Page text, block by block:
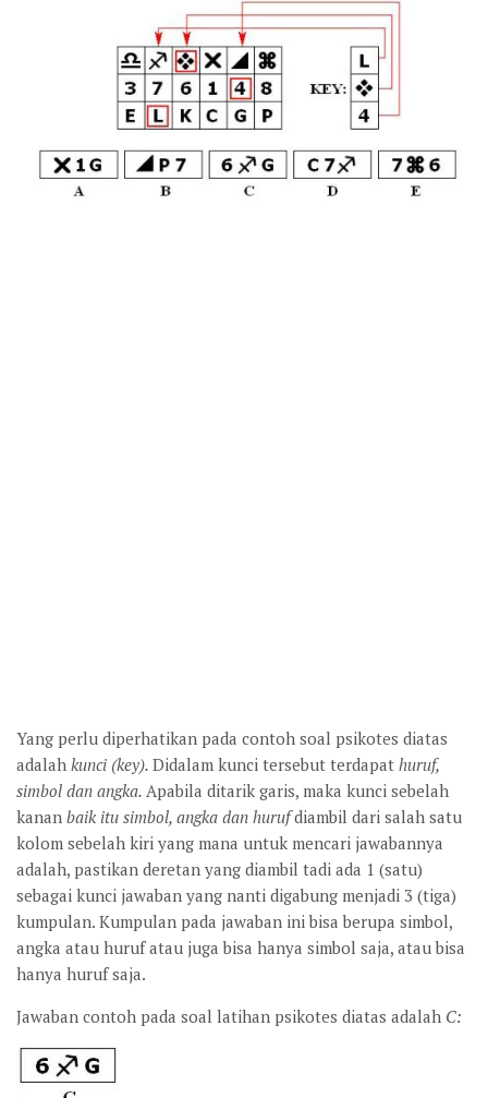
Yang perlu diperhatikan pada contoh soal psikotes diatas
adalah kunci (key). Didalam kunci tersebut terdapat huruf,
simbol dan angka. Apabila ditarik garis, maka kunci sebelah
kanan baik itu simbol, angka dan hurufdiambil dari salah satu
kolom sebelah kiri yang mana untuk mencari jawabannya
adalah, pastikan deretan yang diambil tadi ada 1 (satu)
sebagai kunci jawaban yang nanti digabung menjadi 3 (tiga)
kumpulan. Kumpulan pada jawaban ini bisa berupa simbol,
angka atau huruf atau juga bisa hanya simbol saja, atau bisa
hanya huruf saja.
Jawaban contoh pada soal latihan psikotes diatas adalah C: